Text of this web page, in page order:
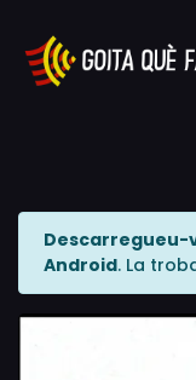
Descarregueu-
Android. La